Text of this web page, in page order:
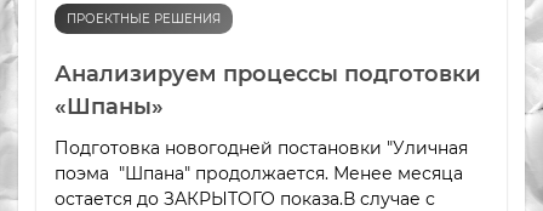
ПРОЕКТНЫЕ РЕШЕНИЯ
Анализируем процессы подготовки
«Шпаны»
Подготовка новогодней постановки "Уличная
поэма "Шпана" продолжается. Менее месяца
остается до ЗАКРЫТОГО показа.В случае с